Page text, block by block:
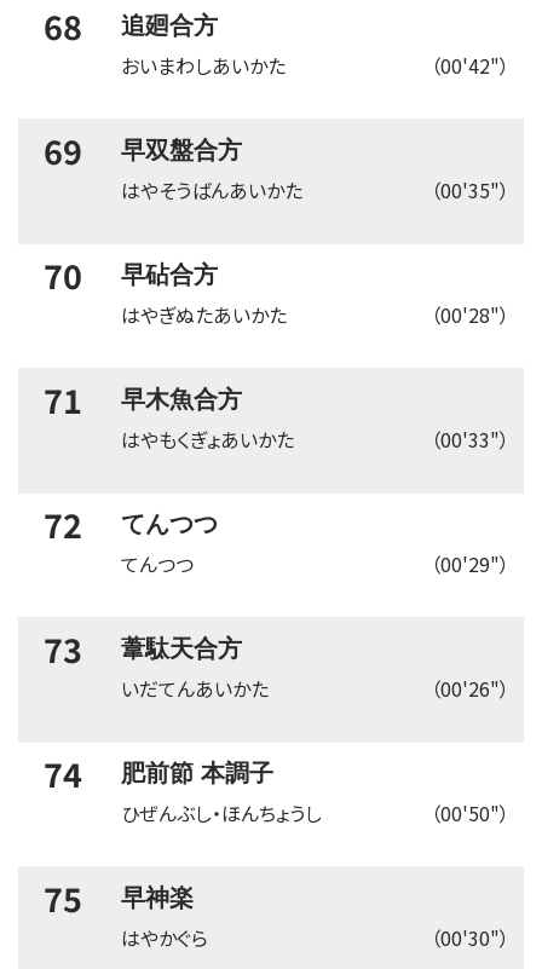
68 追廻合方
（00'42"）
おいまわしあいかた
69 早双盤合方
（00'35"）
はやそうばんあいかた
70 早砧合方
（00'28"）
はやぎぬたあいかた
71 早木魚合方
（00'33"）
はやもくぎょあいかた
72 てんつつ
（00'29"）
てんつつ
73 葦駄天合方
（00'26"）
いだてんあいかた
74 肥前節 本調子
（00'50"）
ひぜんぶし・ほんちょうし
75 早神楽
（00'30"）
はやかぐら